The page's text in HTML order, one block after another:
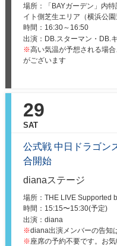
場所：「BAYガーデン」内特
イト側芝生エリア（横浜公園
時間： 16:30～16:50
出演：DB.スターマン・DB.
※高い気温が予想される場
がございます
29
SAT
公式戦 中日ドラゴン
合開始
dianaステージ
場所：THE LIVE Supported
時間： 15:15〜15:30(予定)
出演：diana
※diana出演メンバーの告知
※座席の予約不要です。お